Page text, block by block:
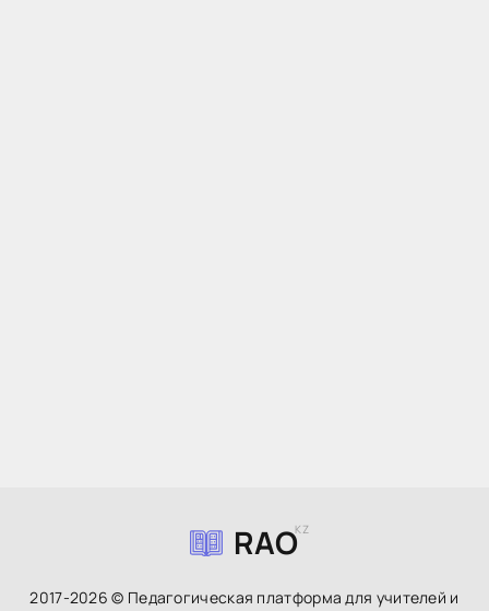
RAOKZ
2017-2026 © Педагогическая платформа для учителей и